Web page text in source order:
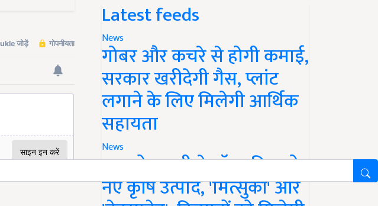
Latest feeds
News
गोबर और कचरे से होगी कमाई,
सरकार खरीदेगी गैस, प्लांट
लगाने के लिए मिलेगी आर्थिक
सहायता
News
इफको-एमसी ने लॉन्च किए दो
नए कृषि उत्पाद, 'मित्सुकी' और